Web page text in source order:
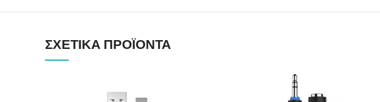
ΣΧΕΤΙΚΆ ΠΡΟΪΌΝΤΑ